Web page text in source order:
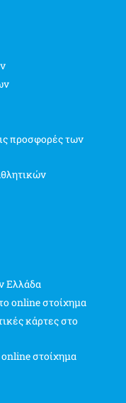
προσφορές των
Ελλάδα
online στοίχημα
κάρτες στο
στοίχημα